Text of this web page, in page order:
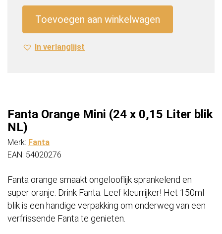
Liter
blik
Toevoegen aan winkelwagen
In verlanglijst
Fanta Orange Mini (24 x 0,15 Liter blik
NL)
Merk: Fanta
EAN: 54020276
Fanta orange smaakt ongelooflijk sprankelend en
super oranje. Drink Fanta. Leef kleurrijker! Het 150ml
blik is een handige verpakking om onderweg van een
verfrissende Fanta te genieten.